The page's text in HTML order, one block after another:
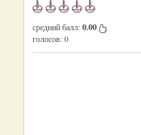
средний балл:0.00
голосов:0